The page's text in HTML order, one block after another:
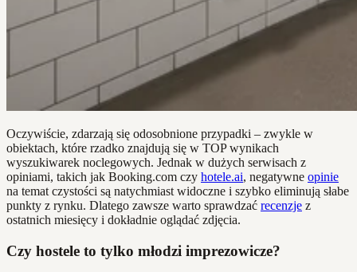
Oczywiście, zdarzają się odosobnione przypadki – zwykle w
obiektach, które rzadko znajdują się w TOP wynikach
wyszukiwarek noclegowych. Jednak w dużych serwisach z
opiniami, takich jak Booking.com czy hotele.ai, negatywne opinie
na temat czystości są natychmiast widoczne i szybko eliminują słabe
punkty z rynku. Dlatego zawsze warto sprawdzać recenzje z
ostatnich miesięcy i dokładnie oglądać zdjęcia.
Czy hostele to tylko młodzi imprezowicze?